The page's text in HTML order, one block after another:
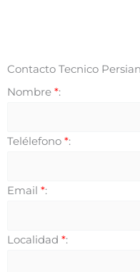
Contacto Tecnico
Nombre *:
Telélefono *:
Email *:
Localidad *: